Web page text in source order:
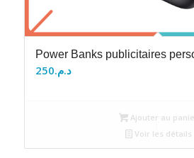
Power Banks publicitaires
د.م.250
Ajouter au
Voir les détails